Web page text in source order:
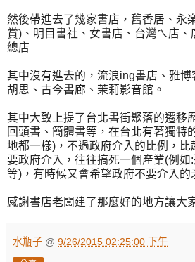
然後帶進去了幾家書店，舊香居、永
賞)、明目書社、女書店、台灣ㄟ店、
總店
其中沒有進去的，流浪ing書店、雅博
胡思、古今書廊、茉莉影音館。
其中大致上提了台北書街聚落的遷移
回頭書、簡體書等，在台北有著獨特
地都一樣)，不過政府介入的比例，比
要政府介入，往往搞死一個產業(例如
等)，有時候又會希望政府不要介入的
感謝書店老闆建了那麼好的地方讓大
水瓶子 @ 9/26/2015 02:25:00 下午